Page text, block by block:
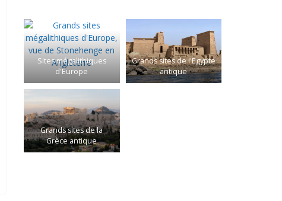
Sites mégalithiques
d'Europe
Grands sites de l'Egypte
antique
Grands sites de la
Grèce antique